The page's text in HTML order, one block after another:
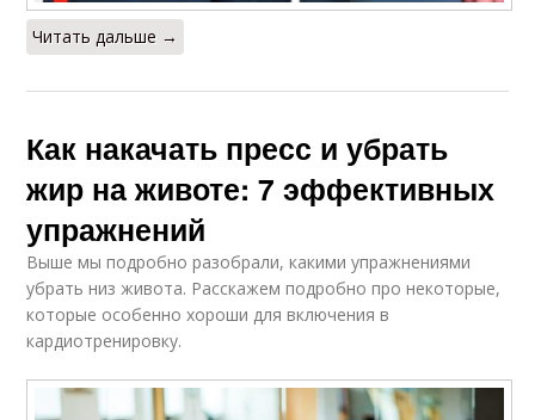
Читать дальше →
Как накачать пресс и убрать
жир на животе: 7 эффективных
упражнений
Выше мы подробно разобрали, какими упражнениями
убрать низ живота. Расскажем подробно про некоторые,
которые особенно хороши для включения в
кардиотренировку.